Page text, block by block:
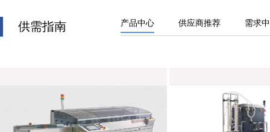
供需指南 产品中心 供应商推荐 需求